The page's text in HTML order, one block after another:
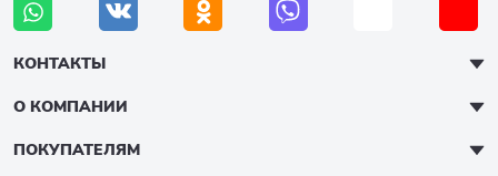
КОНТАКТЫ
О КОМПАНИИ
ПОКУПАТЕЛЯМ